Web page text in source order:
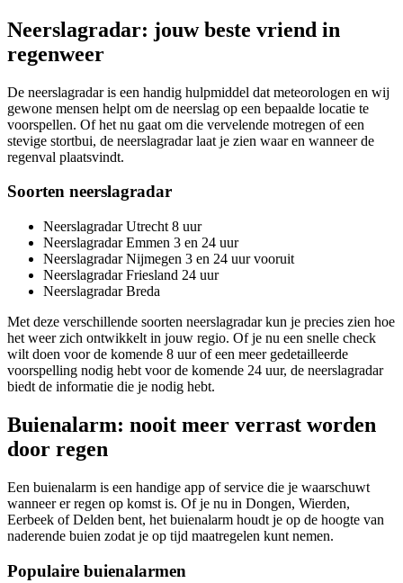
Neerslagradar: jouw beste vriend in
regenweer
De neerslagradar is een handig hulpmiddel dat meteorologen en wij
gewone mensen helpt om de neerslag op een bepaalde locatie te
voorspellen. Of het nu gaat om die vervelende motregen of een
stevige stortbui, de neerslagradar laat je zien waar en wanneer de
regenval plaatsvindt.
Soorten neerslagradar
Neerslagradar Utrecht 8 uur
Neerslagradar Emmen 3 en 24 uur
Neerslagradar Nijmegen 3 en 24 uur vooruit
Neerslagradar Friesland 24 uur
Neerslagradar Breda
Met deze verschillende soorten neerslagradar kun je precies zien hoe
het weer zich ontwikkelt in jouw regio. Of je nu een snelle check
wilt doen voor de komende 8 uur of een meer gedetailleerde
voorspelling nodig hebt voor de komende 24 uur, de neerslagradar
biedt de informatie die je nodig hebt.
Buienalarm: nooit meer verrast worden
door regen
Een buienalarm is een handige app of service die je waarschuwt
wanneer er regen op komst is. Of je nu in Dongen, Wierden,
Eerbeek of Delden bent, het buienalarm houdt je op de hoogte van
naderende buien zodat je op tijd maatregelen kunt nemen.
Populaire buienalarmen